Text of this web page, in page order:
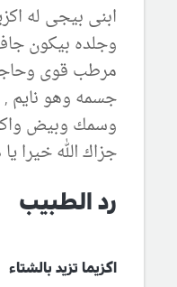
ابنى بيجى له
وجلده بيكون
مرطب قوى
جسمه وهو نايم
وسمك وبيض
جزاك الله خيرا
رد الطبيب
اكزيما تزيد بالشتاء